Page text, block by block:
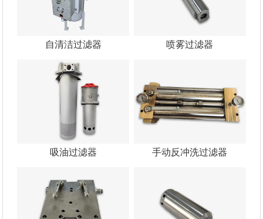
自清洁过滤器 喷雾过滤器
吸油过滤器 手动反冲洗过滤器